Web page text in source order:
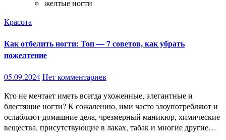
желтые ногти
Красота
Как отбелить ногти: Топ — 7 советов, как убрать
пожелтение
05.09.2024Нет комментариев
Кто не мечтает иметь всегда ухоженные, элегантные и
блестящие ногти? К сожалению, ими часто злоупотребляют и
ослабляют домашние дела, чрезмерный маникюр, химические
вещества, присутствующие в лаках, табак и многие другие…